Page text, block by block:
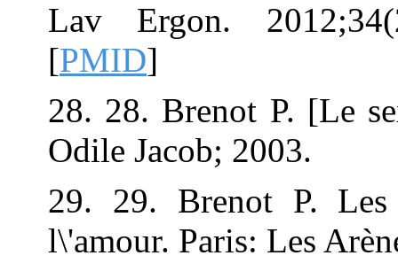
Lav Ergon.
28. 28. Brenot
Odile Jacob;
29. 29.
l\'amour. Paris: